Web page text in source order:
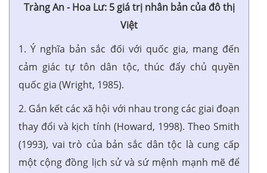
Tràng An - Hoa Lư: 5 giá trị nhân bản của đô thị
Việt
1. Ý nghĩa bản sắc đối với quốc gia, mang đến
cảm giác tự tôn dân tộc, thúc đẩy chủ quyền
quốc gia (Wright, 1985).
2. Gắn kết các xã hội với nhau trong các giai đoạn
thay đổi và kịch tính (Howard, 1998). Theo Smith
(1993), vai trò của bản sắc dân tộc là cung cấp
một cộng đồng lịch sử và sứ mệnh mạnh mẽ để